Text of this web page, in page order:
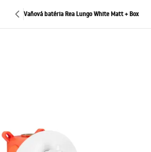
Vaňová batéria Rea Lungo White Matt + Box